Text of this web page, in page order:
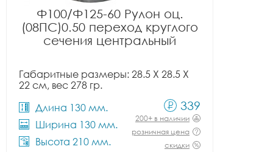
Ф100/Ф125-60 Рулон оц.
(08ПС)0.50 переход круглого
сечения центральный
Габаритные размеры: 28.5 X 28.5 X
22 см, вес 278 гр.
Длина 130 мм.
Ширина 130 мм.
Высота 210 мм.
339
200+ в наличии
розничная цена
скидки